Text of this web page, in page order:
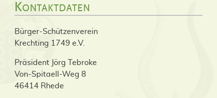
Kontaktdaten
Bürger-Schützenverein
Krechting 1749 e.V.
Präsident Jörg Tebroke
Von-Spitaell-Weg 8
46414 Rhede